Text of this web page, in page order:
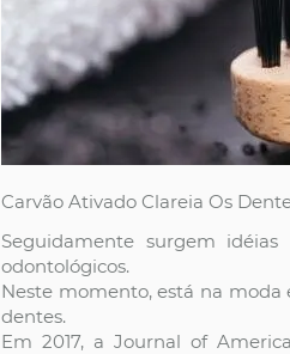
Carvão Ativado Clareia Os
Seguidamente surgem
odontológicos.
Neste momento, está na moda
dentes.
Em 2017, a Journal of